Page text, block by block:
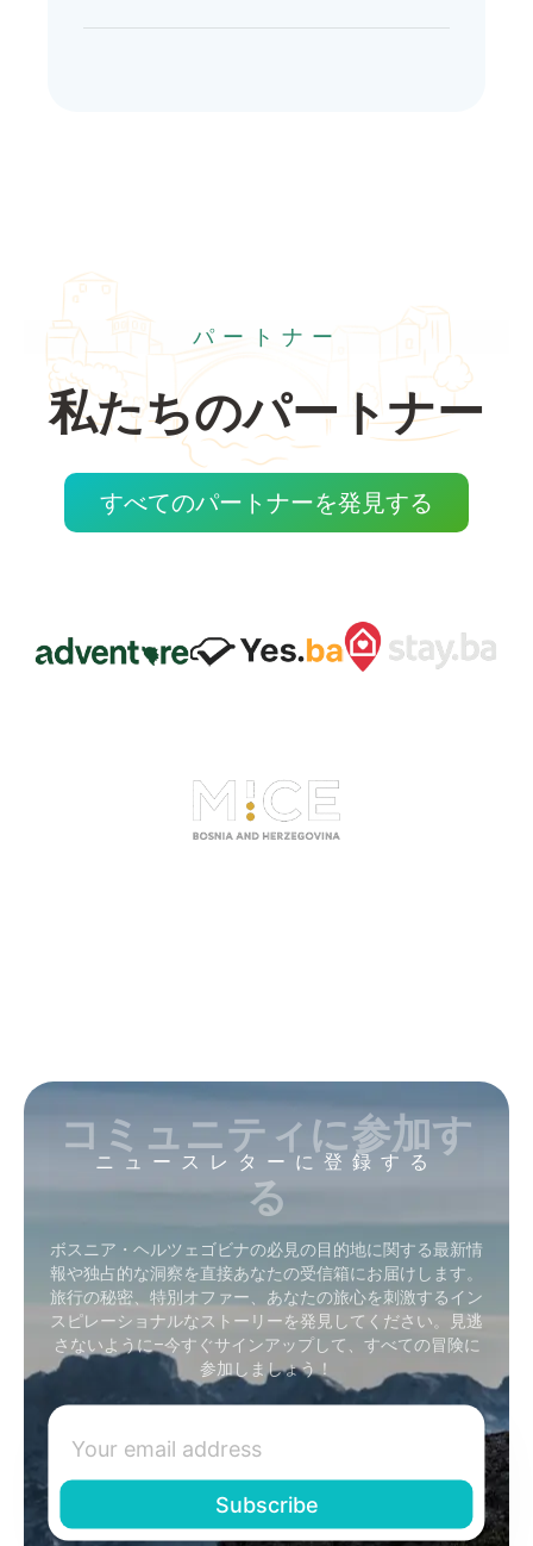
パートナー
私たちのパートナー
すべてのパートナーを発見する
ニュースレターに登録する
コミュニティに参加す
る
ボスニア・ヘルツェゴビナの必見の目的地に関する最新情
報や独占的な洞察を直接あなたの受信箱にお届けします。
旅行の秘密、特別オファー、あなたの旅心を刺激するイン
スピレーショナルなストーリーを発見してください。見逃
さないように–今すぐサインアップして、すべての冒険に
参加しましょう！